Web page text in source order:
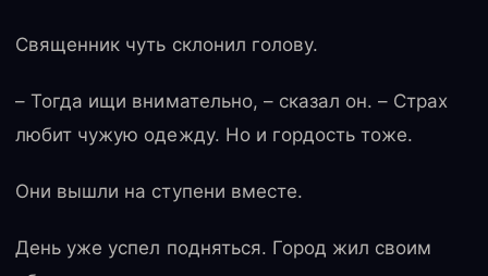
Священник чуть склонил голову.
– Тогда ищи внимательно, – сказал он. – Страх
любит чужую одежду. Но и гордость тоже.
Они вышли на ступени вместе.
День уже успел подняться. Город жил своим